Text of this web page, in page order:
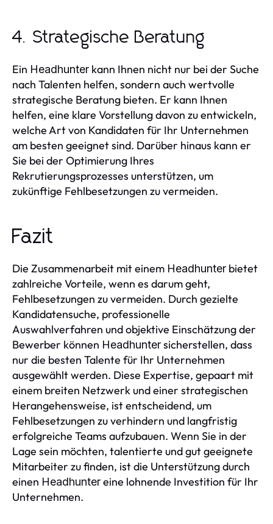
4. Strategische Beratung
Ein Headhunter kann Ihnen nicht nur bei der Suche
nach Talenten helfen, sondern auch wertvolle
strategische Beratung bieten. Er kann Ihnen
helfen, eine klare Vorstellung davon zu entwickeln,
welche Art von Kandidaten für Ihr Unternehmen
am besten geeignet sind. Darüber hinaus kann er
Sie bei der Optimierung Ihres
Rekrutierungsprozesses unterstützen, um
zukünftige Fehlbesetzungen zu vermeiden.
Fazit
Die Zusammenarbeit mit einem Headhunter bietet
zahlreiche Vorteile, wenn es darum geht,
Fehlbesetzungen zu vermeiden. Durch gezielte
Kandidatensuche, professionelle
Auswahlverfahren und objektive Einschätzung der
Bewerber können Headhuntersicherstellen, dass
nur die besten Talente für Ihr Unternehmen
ausgewählt werden. Diese Expertise, gepaart mit
einem breiten Netzwerk und einer strategischen
Herangehensweise, ist entscheidend, um
Fehlbesetzungen zu verhindern und langfristig
erfolgreiche Teams aufzubauen. Wenn Sie in der
Lage sein möchten, talentierte und gut geeignete
Mitarbeiter zu finden, ist die Unterstützung durch
einen Headhuntereine lohnende Investition für Ihr
Unternehmen.